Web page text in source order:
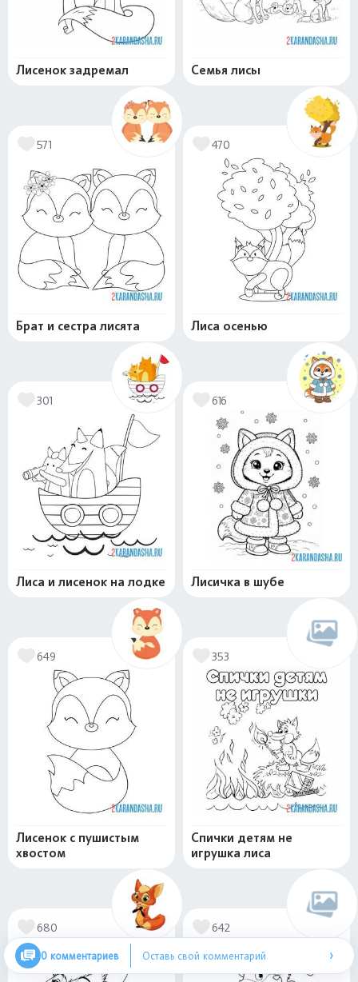
Лисенок задремал Семья лисы
571
Брат и сестра лисята
470
Лиса осенью
301
Лиса и лисенок на лодке
616
Лисичка в шубе
649
Лисенок с пушистым
хвостом
353
Спички детям не
игрушка лиса
680 642
0 комментариев Оставь свой комментарий ›